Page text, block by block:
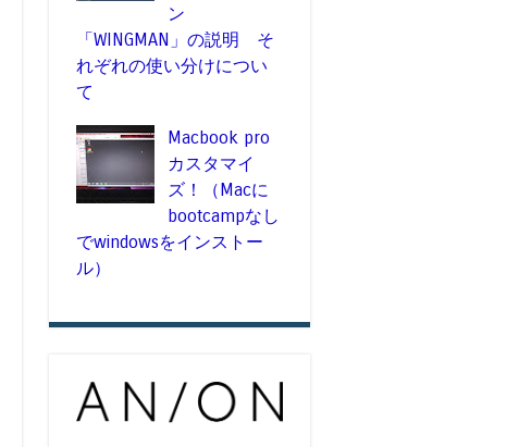
ン
「WINGMAN」の説明 そ
れぞれの使い分けについ
て
Macbook pro
カスタマイ
ズ！（Macに
bootcampなし
でwindowsをインストー
ル）